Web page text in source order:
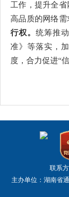
工作，提升全
高品质的网络需
行权。 统筹推
准》等落实，
度，合力促进“
联系
主办单位：湖南省